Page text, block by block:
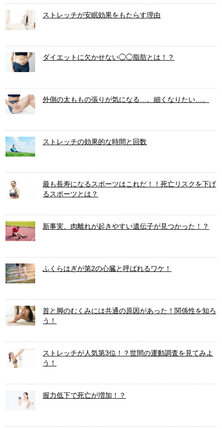
ストレッチが安眠効果をもたらす理由
ダイエットに欠かせない◯◯脂肪とは！？
外側の太ももの張りが気になる…。細くなりたい…。
ストレッチの効果的な時間と回数
最も長寿になるスポーツはこれだ！！死亡リスクを下げ
るスポーツとは？
新事実、肉離れが起きやすい遺伝子が見つかった！？
ふくらはぎが第2の心臓と呼ばれるワケ！
首と脚のむくみには共通の原因があった！関係性を知ろ
う！
ストレッチが人気第3位！？世間の運動調査を見てみよ
う！
握力低下で死亡が増加！？